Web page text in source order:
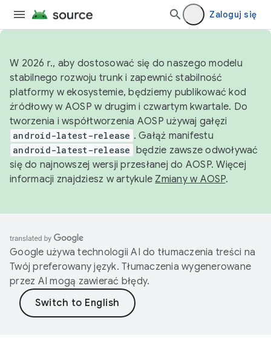
Zaloguj się
W 2026 r., aby dostosować się do naszego modelu
stabilnego rozwoju trunk i zapewnić stabilność
platformy w ekosystemie, będziemy publikować kod
źródłowy w AOSP w drugim i czwartym kwartale. Do
tworzenia i współtworzenia AOSP używaj gałęzi
android-latest-release . Gałąź manifestu
android-latest-release będzie zawsze odwoływać
się do najnowszej wersji przesłanej do AOSP. Więcej
informacji znajdziesz w artykule Zmiany w AOSP.
Google używa technologii AI do tłumaczenia treści na
Twój preferowany język. Tłumaczenia wygenerowane
przez AI mogą zawierać błędy.